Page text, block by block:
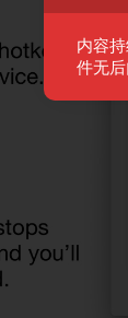
内容
件无后